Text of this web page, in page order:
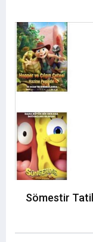
Sömestir